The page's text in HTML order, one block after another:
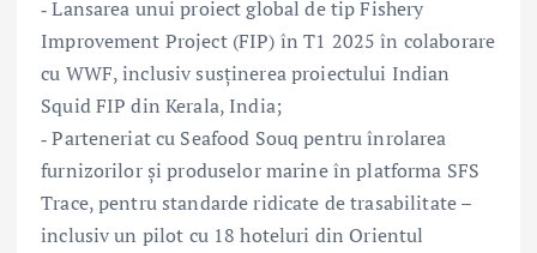
‑ Lansarea unui proiect global de tip Fishery
Improvement Project (FIP) în T1 2025 în colaborare
cu WWF, inclusiv susținerea proiectului Indian
Squid FIP din Kerala, India;
‑ Parteneriat cu Seafood Souq pentru înrolarea
furnizorilor și produselor marine în platforma SFS
Trace, pentru standarde ridicate de trasabilitate –
inclusiv un pilot cu 18 hoteluri din Orientul